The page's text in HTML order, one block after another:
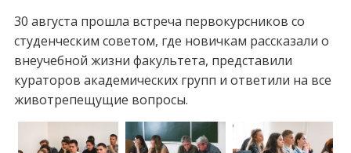
30 августа прошла встреча первокурсников со
cтуденческим советом, где новичкам рассказали о
внеучебной жизни факультета, представили
кураторов академических групп и ответили на все
животрепещущие вопросы.